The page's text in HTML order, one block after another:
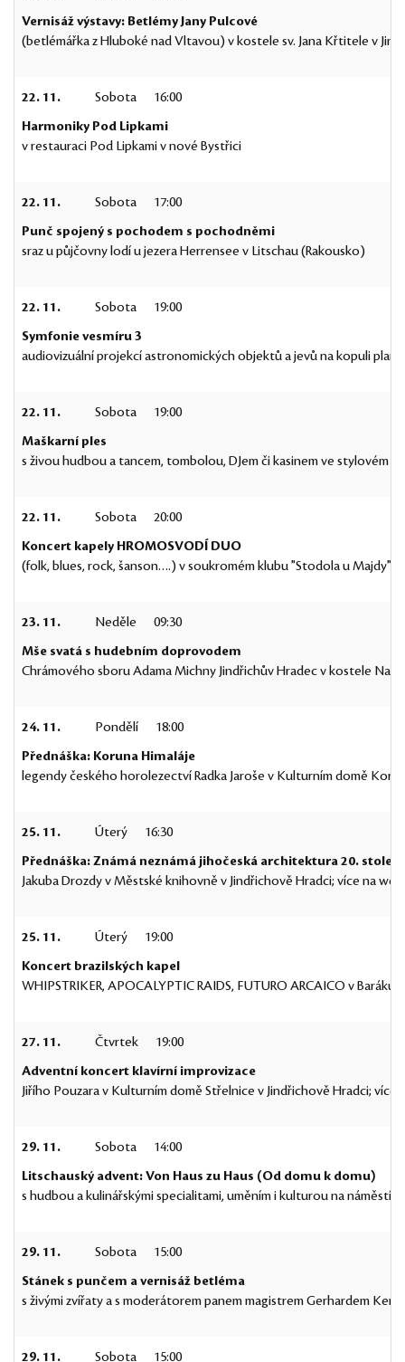
Vernisáž výstavy: Betlémy Jany Pulcové
(betlémářka z Hluboké nad Vltavou) v kostele sv. Jana Křtitele v
22. 11. Sobota
16:00
Harmoniky Pod Lipkami
v restauraci Pod Lipkami v nové Bystřici
22. 11. Sobota
17:00
Punč spojený s pochodem s pochodněmi
sraz u půjčovny lodí u jezera Herrensee v Litschau (Rakousko)
22. 11. Sobota
19:00
Symfonie vesmíru 3
audiovizuální projekcí astronomických objektů a jevů na kopuli
22. 11. Sobota
19:00
Maškarní ples
s živou hudbou a tancem, tombolou, DJem či kasinem ve stylovém
22. 11. Sobota
20:00
Koncert kapely HROMOSVODÍ DUO
(folk, blues, rock, šanson….) v soukromém klubu "Stodola u Majdy" v
23. 11. Neděle
09:30
Mše svatá s hudebním doprovodem
Chrámového sboru Adama Michny Jindřichův Hradec v kostele
24. 11. Pondělí
18:00
Přednáška: Koruna Himaláje
legendy českého horolezectví Radka Jaroše v Kulturním domě
25. 11. Úterý
16:30
Přednáška: Známá neznámá jihočeská architektura 20. století
Jakuba Drozdy v Městské knihovně v Jindřichově Hradci; více na
25. 11. Úterý
19:00
Koncert brazilských kapel
WHIPSTRIKER, APOCALYPTIC RAIDS, FUTURO ARCAICO v
27. 11. Čtvrtek
19:00
Adventní koncert klavírní improvizace
Jiřího Pouzara v Kulturním domě Střelnice v Jindřichově Hradci;
29. 11. Sobota
14:00
Litschauský advent: Von Haus zu Haus (Od domu k domu)
s hudbou a kulinářskými specialitami, uměním i kulturou na náměstí
29. 11. Sobota
15:00
Stánek s punčem a vernisáž betléma
s živými zvířaty a s moderátorem panem magistrem Gerhardem
29. 11. Sobota 15:00